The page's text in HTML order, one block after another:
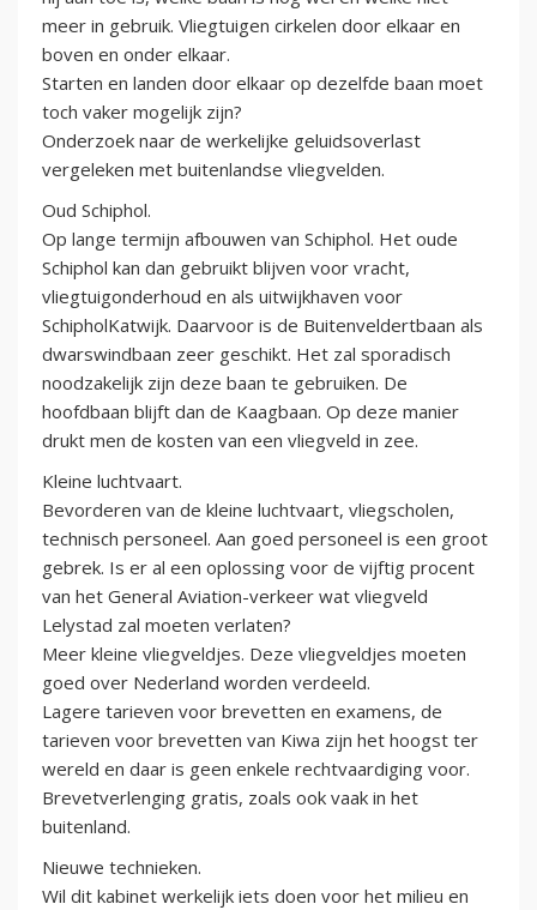
meer in gebruik. Vliegtuigen cirkelen door elkaar en
boven en onder elkaar.
Starten en landen door elkaar op dezelfde baan moet
toch vaker mogelijk zijn?
Onderzoek naar de werkelijke geluidsoverlast
vergeleken met buitenlandse vliegvelden.
Oud Schiphol.
Op lange termijn afbouwen van Schiphol. Het oude
Schiphol kan dan gebruikt blijven voor vracht,
vliegtuigonderhoud en als uitwijkhaven voor
SchipholKatwijk. Daarvoor is de Buitenveldertbaan als
dwarswindbaan zeer geschikt. Het zal sporadisch
noodzakelijk zijn deze baan te gebruiken. De
hoofdbaan blijft dan de Kaagbaan. Op deze manier
drukt men de kosten van een vliegveld in zee.
Kleine luchtvaart.
Bevorderen van de kleine luchtvaart, vliegscholen,
technisch personeel. Aan goed personeel is een groot
gebrek. Is er al een oplossing voor de vijftig procent
van het General Aviation-verkeer wat vliegveld
Lelystad zal moeten verlaten?
Meer kleine vliegveldjes. Deze vliegveldjes moeten
goed over Nederland worden verdeeld.
Lagere tarieven voor brevetten en examens, de
tarieven voor brevetten van Kiwa zijn het hoogst ter
wereld en daar is geen enkele rechtvaardiging voor.
Brevetverlenging gratis, zoals ook vaak in het
buitenland.
Nieuwe technieken.
Wil dit kabinet werkelijk iets doen voor het milieu en